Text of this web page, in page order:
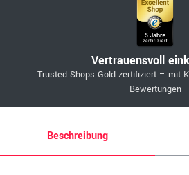
Vertrauensvoll
Trusted Shops Gold zertifiziert – mit
Bewertungen
Beschreibung